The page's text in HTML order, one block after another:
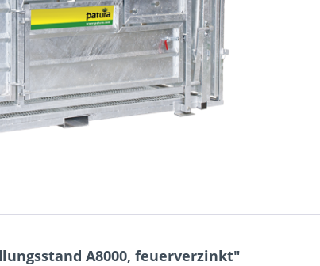
A8000, feuerverzinkt"